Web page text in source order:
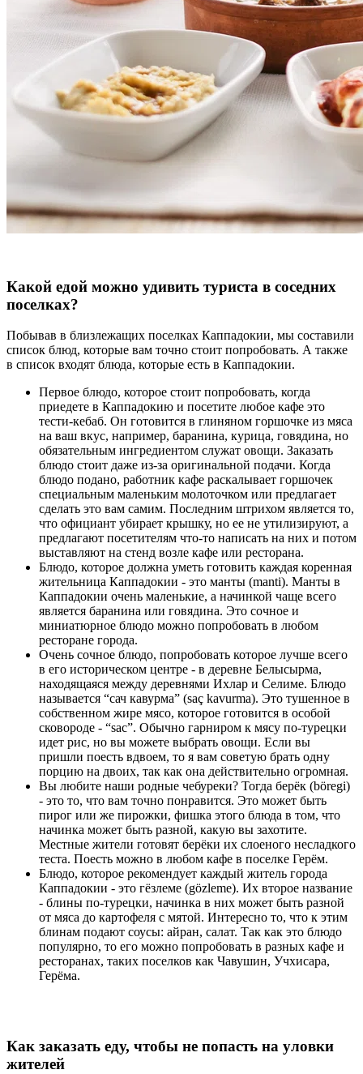
Какой едой можно удивить туриста в соседних
поселках?
Побывав в близлежащих поселках Каппадокии, мы составили
список блюд, которые вам точно стоит попробовать. А также
в список входят блюда, которые есть в Каппадокии.
Первое блюдо, которое стоит попробовать, когда
приедете в Каппадокию и посетите любое кафе это
тести-кебаб. Он готовится в глиняном горшочке из мяса
на ваш вкус, например, баранина, курица, говядина, но
обязательным ингредиентом служат овощи. Заказать
блюдо стоит даже из-за оригинальной подачи. Когда
блюдо подано, работник кафе раскалывает горшочек
специальным маленьким молоточком или предлагает
сделать это вам самим. Последним штрихом является то,
что официант убирает крышку, но ее не утилизируют, а
предлагают посетителям что-то написать на них и потом
выставляют на стенд возле кафе или ресторана.
Блюдо, которое должна уметь готовить каждая коренная
жительница Каппадокии - это манты (manti). Манты в
Каппадокии очень маленькие, а начинкой чаще всего
является баранина или говядина. Это сочное и
миниатюрное блюдо можно попробовать в любом
ресторане города.
Очень сочное блюдо, попробовать которое лучше всего
в его историческом центре - в деревне Белысырма,
находящаяся между деревнями Ихлар и Селиме. Блюдо
называется “сач кавурма” (saç kavurma). Это тушенное в
собственном жире мясо, которое готовится в особой
сковороде - “sac”. Обычно гарниром к мясу по-турецки
идет рис, но вы можете выбрать овощи. Если вы
пришли поесть вдвоем, то я вам советую брать одну
порцию на двоих, так как она действительно огромная.
Вы любите наши родные чебуреки? Тогда берёк (böregi)
- это то, что вам точно понравится. Это может быть
пирог или же пирожки, фишка этого блюда в том, что
начинка может быть разной, какую вы захотите.
Местные жители готовят берёки их слоеного несладкого
теста. Поесть можно в любом кафе в поселке Герём.
Блюдо, которое рекомендует каждый житель города
Каппадокии - это гёзлеме (gözleme). Их второе название
- блины по-турецки, начинка в них может быть разной
от мяса до картофеля с мятой. Интересно то, что к этим
блинам подают соусы: айран, салат. Так как это блюдо
популярно, то его можно попробовать в разных кафе и
ресторанах, таких поселков как Чавушин, Учхисара,
Герёма.
Как заказать еду, чтобы не попасть на уловки
жителей